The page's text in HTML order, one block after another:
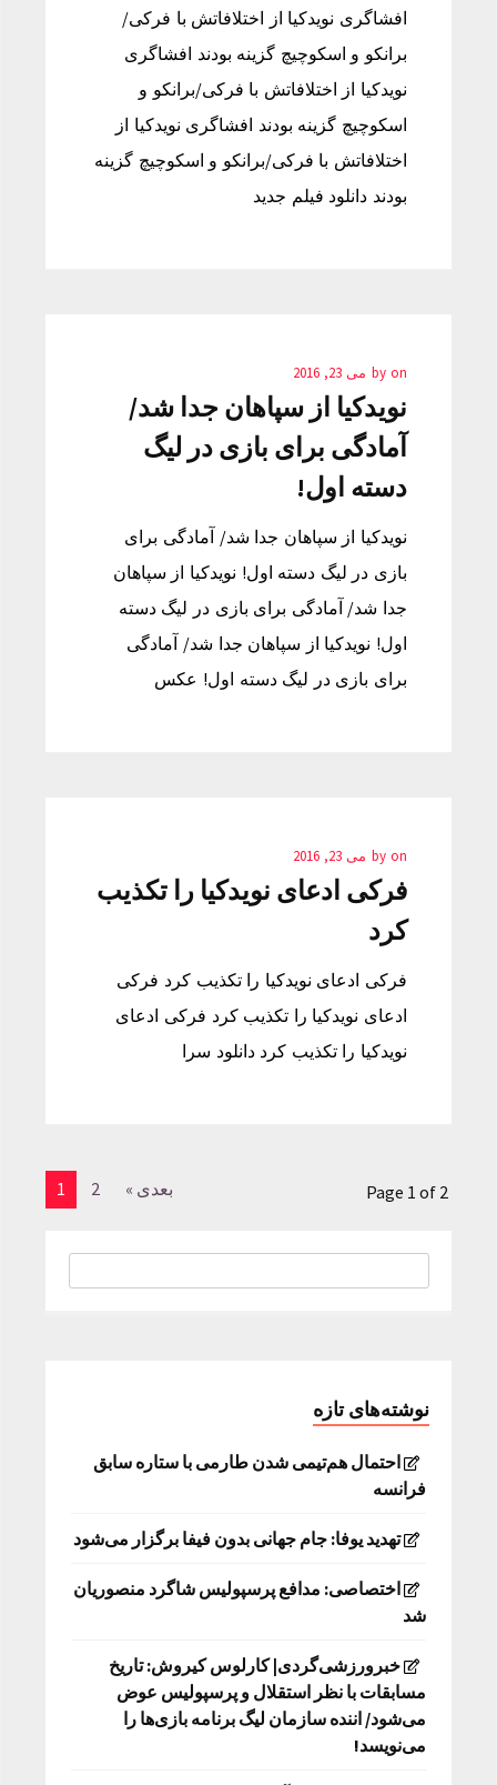
افشاگری نویدکیا از اختلافاتش با فرکی/
برانکو و اسکوچیچ گزینه بودند افشاگری
نویدکیا از اختلافاتش با فرکی/برانکو و
اسکوچیچ گزینه بودند افشاگری نویدکیا از
اختلافاتش با فرکی/برانکو و اسکوچیچ گزینه
بودند دانلود فیلم جدید
by on می 23, 2016
نویدکیا از سپاهان جدا شد/
آمادگی برای بازی در لیگ
دسته اول!
نویدکیا از سپاهان جدا شد/ آمادگی برای
بازی در لیگ دسته اول! نویدکیا از سپاهان
جدا شد/ آمادگی برای بازی در لیگ دسته
اول! نویدکیا از سپاهان جدا شد/ آمادگی
برای بازی در لیگ دسته اول! عکس
by on می 23, 2016
فرکی ادعای نویدکیا را تکذیب
کرد
فرکی ادعای نویدکیا را تکذیب کرد فرکی
ادعای نویدکیا را تکذیب کرد فرکی ادعای
نویدکیا را تکذیب کرد دانلود سرا
1 2 بعدی » Page 1 of 2
نوشته‌های تازه
احتمال هم‌تیمی شدن طارمی با ستاره سابق
فرانسه
تهدید یوفا: جام جهانی بدون فیفا برگزار می‌شود
اختصاصی: مدافع پرسپولیس شاگرد منصوریان
شد
خبرورزشی‌گردی| کارلوس کیروش: تاریخ
مسابقات با نظر استقلال و پرسپولیس عوض
می‌شود/ اننده سازمان لیگ برنامه بازی‌ها را
می‌نویسد!